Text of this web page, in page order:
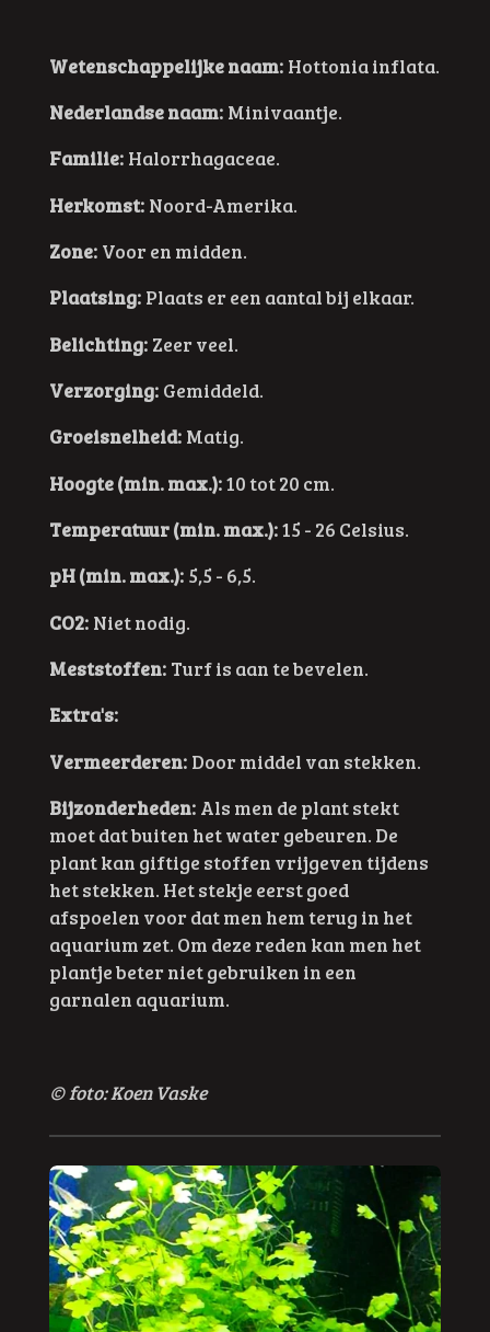
Wetenschappelijke naam: Hottonia inflata.
Nederlandse naam:Minivaantje.
Familie: Halorrhagaceae.
Herkomst:Noord-Amerika.
Zone:Voor en midden.
Plaatsing:Plaats er een aantal bij elkaar.
Belichting: Zeer veel.
Verzorging: Gemiddeld.
Groeisnelheid: Matig.
Hoogte (min. max.):10 tot 20 cm.
Temperatuur (min. max.):15 - 26 Celsius.
pH (min. max.): 5,5 - 6,5.
CO2:Niet nodig.
Meststoffen: Turf is aan te bevelen.
Extra's:
Vermeerderen:Door middel van stekken.
Bijzonderheden:Als men de plant stekt
moet dat buiten het water gebeuren. De
plant kan giftige stoffen vrijgeven tijdens
het stekken. Het stekje eerst goed
afspoelen voor dat men hem terug in het
aquarium zet. Om deze reden kan men het
plantje beter niet gebruiken in een
garnalen aquarium.
© foto: Koen Vaske